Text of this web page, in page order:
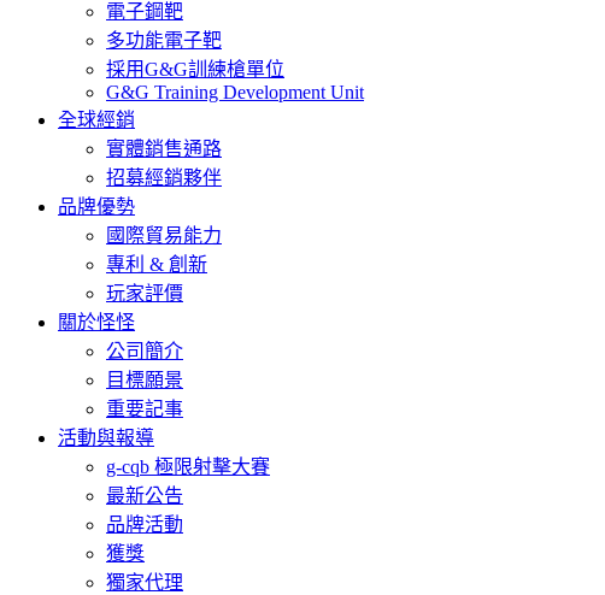
電子鋼靶
多功能電子靶
採用G&G訓練槍單位
G&G Training Development Unit
全球經銷
實體銷售通路
招募經銷夥伴
品牌優勢
國際貿易能力
專利 & 創新
玩家評價
關於怪怪
公司簡介
目標願景
重要記事
活動與報導
g-cqb 極限射擊大賽
最新公告
品牌活動
獲獎
獨家代理